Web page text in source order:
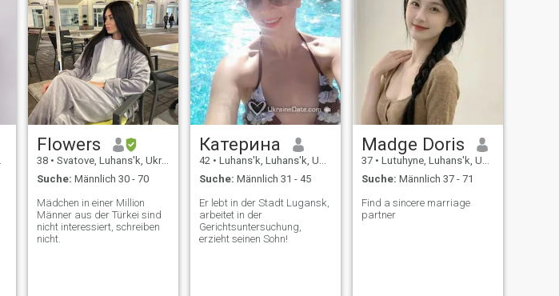
Flowers
38 • Svatove, Luhans'k, Ukraine
Suche: Männlich 30 - 70
Mädchen in einer Million
Männer aus der Türkei sind
nicht interessiert, schreiben
nicht.
Катерина
42 • Luhans'k, Luhans'k, Ukraine
Suche: Männlich 31 - 45
Er lebt in der Stadt Lugansk,
arbeitet in der
Gerichtsuntersuchung,
erzieht seinen Sohn!
Madge Doris
37 • Lutuhyne, Luhans'k, Ukraine
Suche: Männlich 37 - 71
Find a sincere marriage
partner